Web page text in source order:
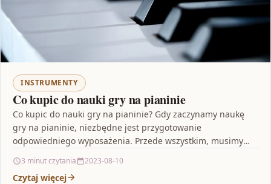
INSTRUMENTY
Co kupic do nauki gry na pianinie
Co kupic do nauki gry na pianinie? Gdy zaczynamy naukę
gry na pianinie, niezbędne jest przygotowanie
odpowiedniego wyposażenia. Przede wszystkim, musimy
3 minut czytania 2023-08-10
Czytaj więcej